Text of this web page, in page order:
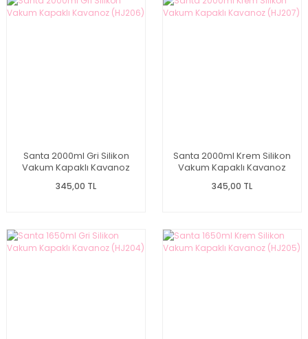
Santa 2000ml Gri Silikon
Vakum Kapaklı Kavanoz
345,00 TL
Santa 2000ml Krem Silikon
Vakum Kapaklı Kavanoz
345,00 TL